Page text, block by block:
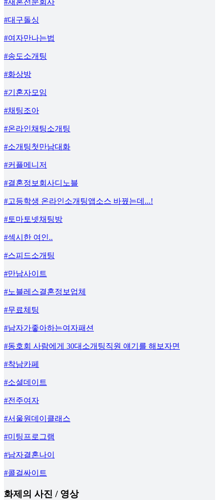
#재혼전문회사
#대구돌싱
#여자만나는법
#송도소개팅
#화상방
#기혼자모임
#채팅조아
#온라인채팅소개팅
#소개팅첫만남대화
#커플메니저
#결혼정보회사디노블
#고등학생 온라인소개팅앱소스 바꿨는데...!
#토마토넷채팅방
#섹시한 여인..
#스피드소개팅
#만남사이트
#노블레스결혼정보업체
#무료체팅
#남자가좋아하는여자패션
#동호회 사람에게 30대소개팅직원 얘기를 해보자면
#착남카페
#소셜데이트
#전주여자
#서울원데이클래스
#미팅프로그램
#남자결혼나이
#콜걸싸이트
화제의 사진 / 영상